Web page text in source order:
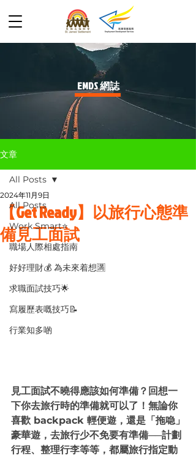
​EMDS 網誌
文章
All Posts
Work Smart⭐️
職場人際相處指南
好好理財💰 為未來着想🈵
求職面試技巧🌟
寫履歷表嘅技巧📝
行業知多啲
All Posts
【Get Ready】以旅行心態準
備見工面試
2024年11月9日
見工面試不曉得應該如何準備？回想一
下你去旅行時的準備就可以了！無論你
喜歡 backpack 輕便遊，還是「拖喼」
豪華遊，去旅行少不免要有準備──計劃
行程、整理行李等等，都屬旅行指定動